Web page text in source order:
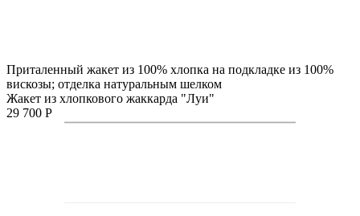
Приталенный жакет из 100% хлопка на подкладке из 100%
вискозы; отделка натуральным шелком
Жакет из хлопкового жаккарда "Луи"
29 700 Р